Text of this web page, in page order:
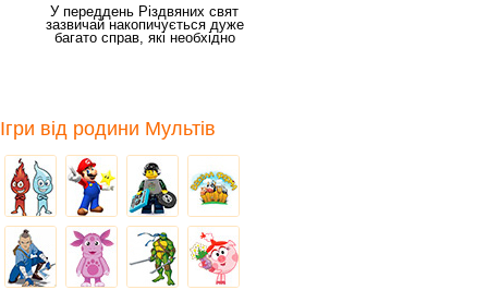
У переддень Різдвяних свят
зазвичай накопичується дуже
багато справ, які необхідно
Ігри від родини Мультів